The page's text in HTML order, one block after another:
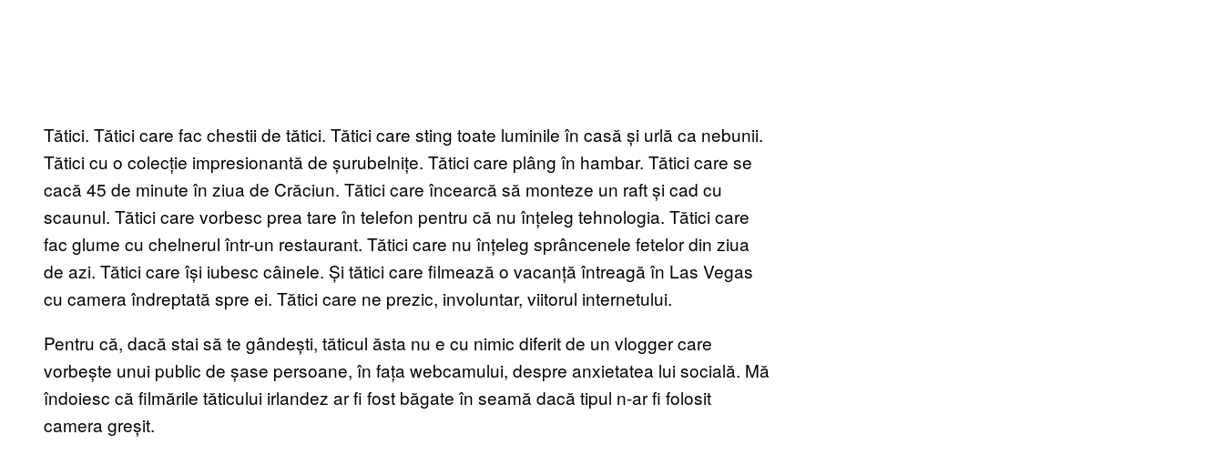
Tătici. Tătici care fac chestii de tătici. Tătici care sting toate luminile în casă și urlă ca nebunii.
Tătici cu o colecție impresionantă de șurubelnițe. Tătici care plâng în hambar. Tătici care se
cacă 45 de minute în ziua de Crăciun. Tătici care încearcă să monteze un raft și cad cu
scaunul. Tătici care vorbesc prea tare în telefon pentru că nu înțeleg tehnologia. Tătici care
fac glume cu chelnerul într-un restaurant. Tătici care nu înțeleg sprâncenele fetelor din ziua
de azi. Tătici care își iubesc câinele. Și tătici care filmează o vacanță întreagă în Las Vegas
cu camera îndreptată spre ei. Tătici care ne prezic, involuntar, viitorul internetului.
Pentru că, dacă stai să te gândești, tăticul ăsta nu e cu nimic diferit de un vlogger care
vorbește unui public de șase persoane, în fața webcamului, despre anxietatea lui socială. Mă
îndoiesc că filmările tăticului irlandez ar fi fost băgate în seamă dacă tipul n-ar fi folosit
camera greșit.